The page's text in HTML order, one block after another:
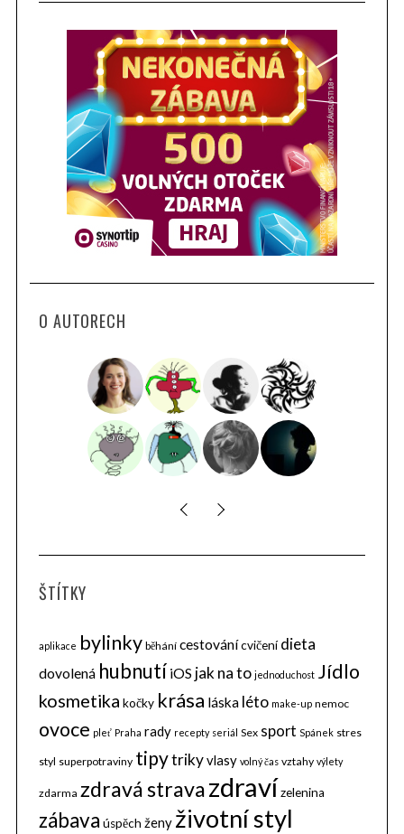
O AUTORECH
ŠTÍTKY
aplikace bylinky běhání cestovánícvičení dieta
dovolená hubnutí iOS jak na to jednoduchost Jídlo
kosmetika kočky krása láska léto make-up nemoc
ovoce pleť Praha rady recepty seriál Sex sport Spánek stres
styl superpotraviny tipytrikyvlasy volný čas vztahy výlety
zdarma zdravá stravazdravízelenina
zábava úspěch ženy životní styl